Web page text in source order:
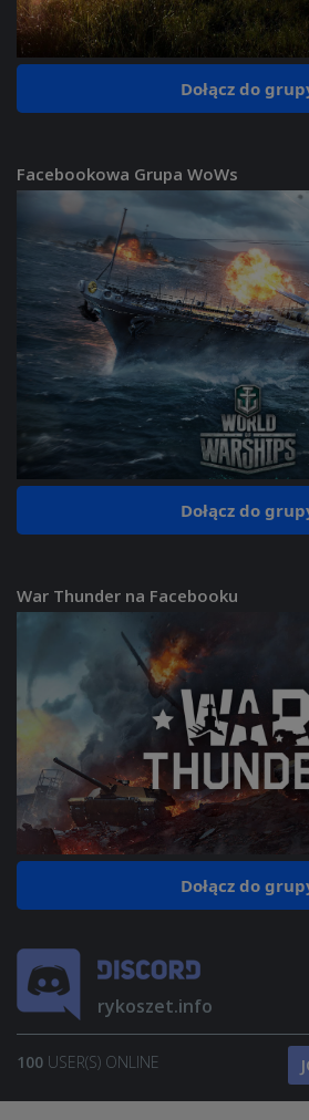
Dołącz do
Facebookowa Grupa WoWs
Dołącz do
War Thunder na Facebooku
Dołącz do
rykoszet.info
100 USER(S) ONLINE